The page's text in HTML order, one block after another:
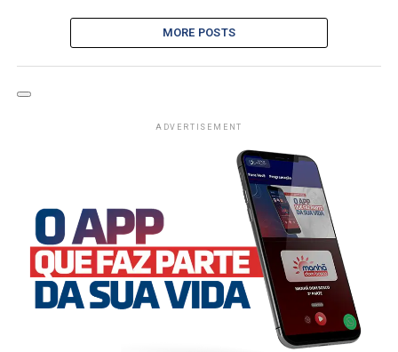
MORE POSTS
ADVERTISEMENT